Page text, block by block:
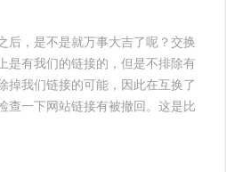
后，是不是就万事大吉了呢？交换
是有我们的链接的，但是不排除有
掉我们链接的可能，因此在互换了
查一下网站链接有被撤回。这是比